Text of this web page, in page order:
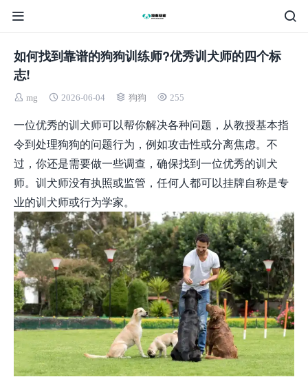
如何找到靠谱的狗狗训练师?优秀训犬师的四个标
志!
mg 2026-06-04 狗狗 255
一位优秀的训犬师可以帮你解决各种问题，从教授基本指
令到处理狗狗的问题行为，例如攻击性或分离焦虑。不
过，你还是需要做一些调查，确保找到一位优秀的训犬
师。训犬师没有执照或监管，任何人都可以挂牌自称是专
业的训犬师或行为学家。